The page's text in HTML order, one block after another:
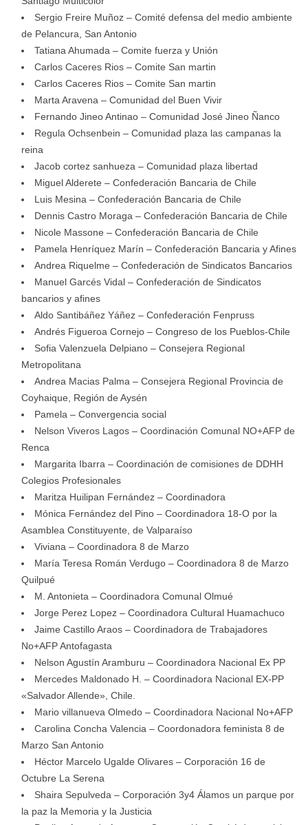
Sergio Freire Muñoz – Comité defensa del medio ambiente
de Pelancura, San Antonio
Tatiana Ahumada – Comite fuerza y Unión
Carlos Caceres Rios – Comite San martin
Carlos Caceres Rios – Comite San martin
Marta Aravena – Comunidad del Buen Vivir
Fernando Jineo Antinao – Comunidad José Jineo Ñanco
Regula Ochsenbein – Comunidad plaza las campanas la
reina
Jacob cortez sanhueza – Comunidad plaza libertad
Miguel Alderete – Confederación Bancaria de Chile
Luis Mesina – Confederación Bancaria de Chile
Dennis Castro Moraga – Confederación Bancaria de Chile
Nicole Massone – Confederación Bancaria de Chile
Pamela Henríquez Marín – Confederación Bancaria y Afines
Andrea Riquelme – Confederación de Sindicatos Bancarios
Manuel Garcés Vidal – Confederación de Sindicatos
bancarios y afines
Aldo Santibáñez Yáñez – Confederación Fenpruss
Andrés Figueroa Cornejo – Congreso de los Pueblos-Chile
Sofia Valenzuela Delpiano – Consejera Regional
Metropolitana
Andrea Macias Palma – Consejera Regional Provincia de
Coyhaique, Región de Aysén
Pamela – Convergencia social
Nelson Viveros Lagos – Coordinación Comunal NO+AFP de
Renca
Margarita Ibarra – Coordinación de comisiones de DDHH
Colegios Profesionales
Maritza Huilipan Fernández – Coordinadora
Mónica Fernández del Pino – Coordinadora 18-O por la
Asamblea Constituyente, de Valparaíso
Viviana – Coordinadora 8 de Marzo
María Teresa Román Verdugo – Coordinadora 8 de Marzo
Quilpué
M. Antonieta – Coordinadora Comunal Olmué
Jorge Perez Lopez – Coordinadora Cultural Huamachuco
Jaime Castillo Araos – Coordinadora de Trabajadores
No+AFP Antofagasta
Nelson Agustín Aramburu – Coordinadora Nacional Ex PP
Mercedes Maldonado H. – Coordinadora Nacional EX-PP
«Salvador Allende», Chile.
Mario villanueva Olmedo – Coordinadora Nacional No+AFP
Carolina Concha Valencia – Coordonadora feminista 8 de
Marzo San Antonio
Héctor Marcelo Ugalde Olivares – Corporación 16 de
Octubre La Serena
Shaira Sepulveda – Corporación 3y4 Álamos un parque por
la paz la Memoria y la Justicia